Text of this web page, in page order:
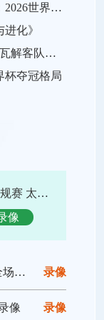
48队赛制下的积分博弈与出线逻辑：2026世界杯小组赛战略推演
化》
“沉默的围城：Lumen Field声浪如何瓦解客队进攻，及2026世界杯的应对之策”
杯夺冠格局
NBA常规赛 太阳vs鹈鹕 全场集锦
像
录像
放
录像
像